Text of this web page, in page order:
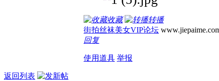
收藏
转播
街拍丝袜美女VIP论坛
回复
使用道具 举报
返回列表